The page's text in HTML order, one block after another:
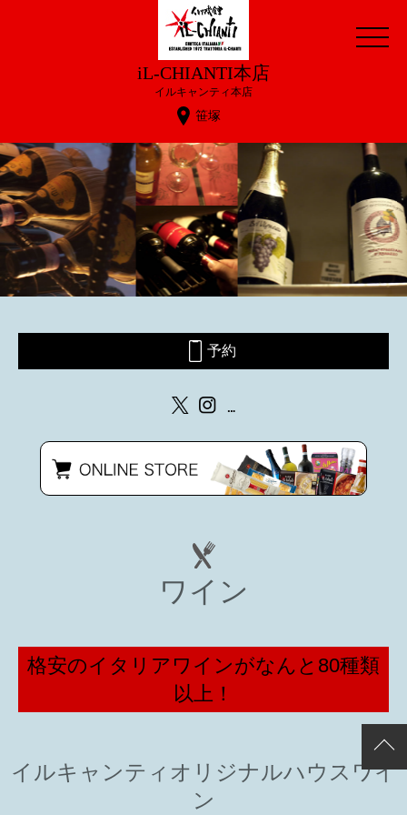
iL-CHIANTI本店
イルキャンティ本店
笹塚
予約
ワイン
格安のイタリアワインがなんと80種類
以上！
イルキャンティオリジナルハウスワイ
ン